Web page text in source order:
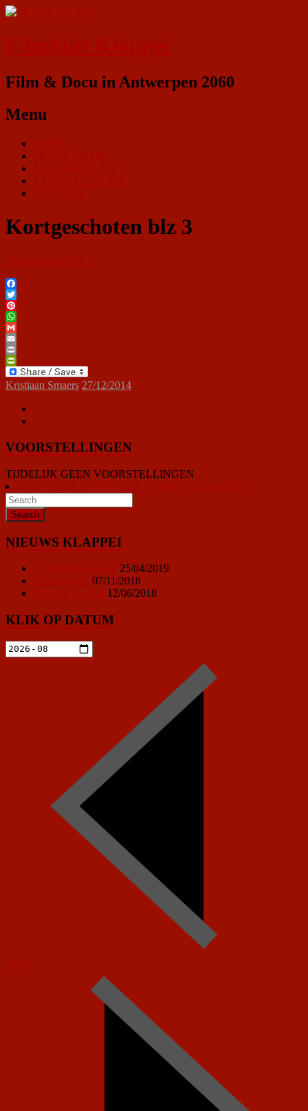
Film & Docu in Antwerpen 2060
Menu
Kortgeschoten blz 3
Facebook
Twitter
Pinterest
WhatsApp
Gmail
Email
Print
PrintFriendly
Kristiaan Smaers 27/12/2014
VOORSTELLINGEN
TIJDELIJK GEEN VOORSTELLINGEN
NIEUWS KLAPPEI
25/04/2019
07/11/2018
12/06/2018
KLIK OP DATUM